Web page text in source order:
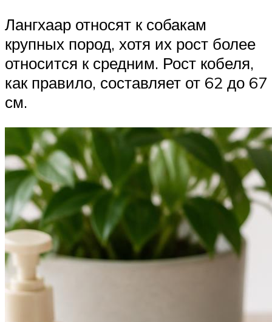
Лангхаар относят к собакам
крупных пород, хотя их рост более
относится к средним. Рост кобеля,
как правило, составляет от 62 до 67
см.